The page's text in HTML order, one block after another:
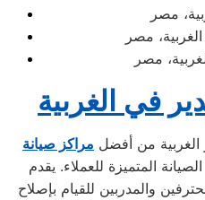
مصر
مصر
مصر
في الغربية
الغربية من أفضل مراكز صيانة
المتميزة للعملاء. يقدم
والمدربين للقيام بإصلاح